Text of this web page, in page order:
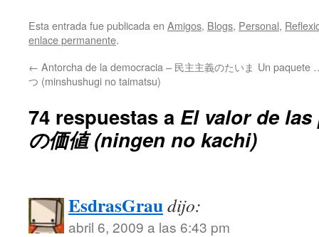
Esta entrada fue publicada en Amigos, Blogs, Personal,
enlace permanente.
← Antorcha de la democracia – 民主主義のたいま
つ (minshushugi no taimatsu)
Un paquete
74 respuestas a El valor de
の価値 (ningen no kachi)
EsdrasGraudijo:
abril 6, 2009 a las 6:43 pm